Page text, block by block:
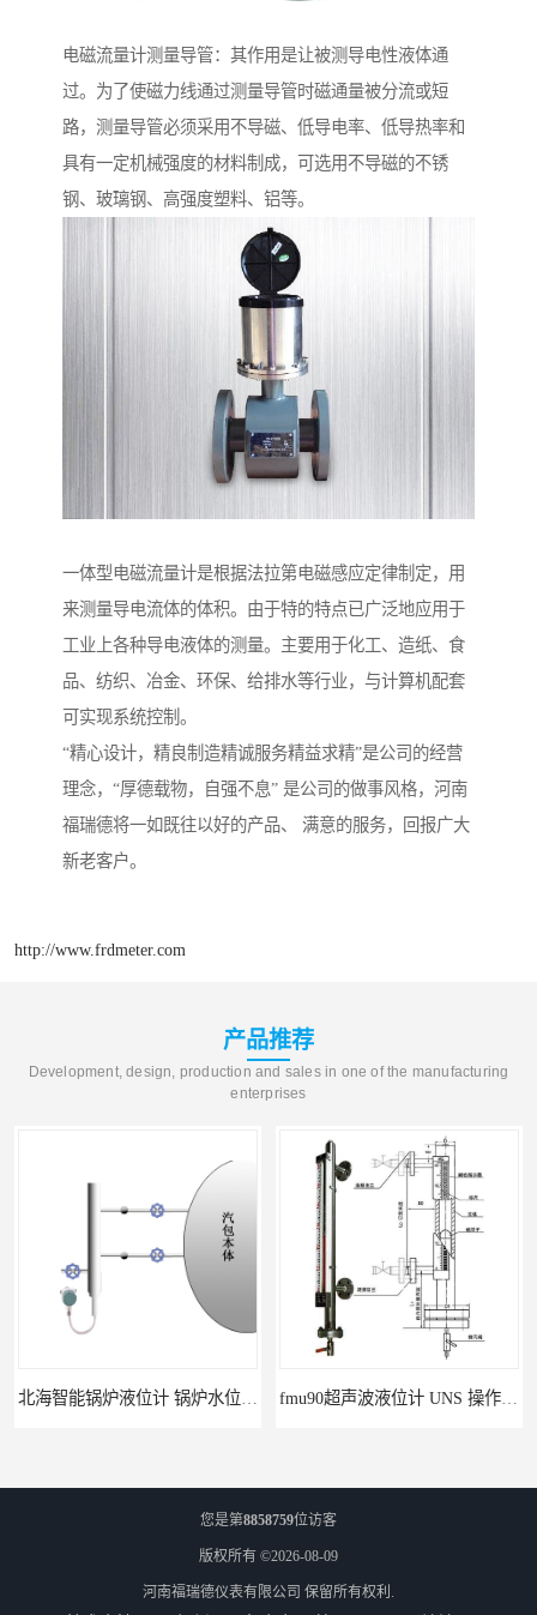
电磁流量计测量导管：其作用是让被测导电性液体通
过。为了使磁力线通过测量导管时磁通量被分流或短
路，测量导管必须采用不导磁、低导电率、低导热率和
具有一定机械强度的材料制成，可选用不导磁的不锈
钢、玻璃钢、高强度塑料、铝等。
一体型电磁流量计是根据法拉第电磁感应定律制定，用
来测量导电流体的体积。由于特的特点已广泛地应用于
工业上各种导电液体的测量。主要用于化工、造纸、食
品、纺织、冶金、环保、给排水等行业，与计算机配套
可实现系统控制。
“精心设计，精良制造精诚服务精益求精”是公司的经营
理念，“厚德载物，自强不息” 是公司的做事风格，河南
福瑞德将一如既往以好的产品、 满意的服务，回报广大
新老客户。
http://www.frdmeter.com
产品推荐
Development, design, production and sales in one of the manufacturing
enterprises
北海智能锅炉液位计 锅炉水位计厂商 自动适应自动校准 fmu90超声波液位计 UNS 操作简单
您是第8858759位访客
版权所有 ©2026-08-09
河南福瑞德仪表有限公司 保留所有权利.